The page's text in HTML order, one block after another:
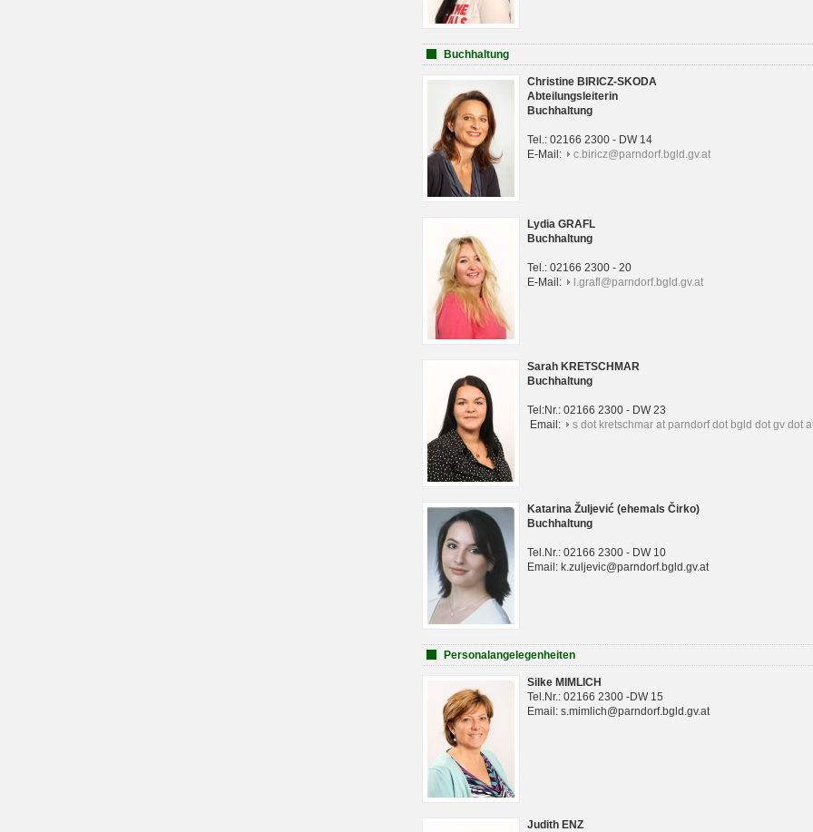
Buchhaltung
Christine BIRICZ-SKODA
Abteilungsleiterin
Buchhaltung
Tel.: 02166 2300 - DW 14
E-Mail:
c.biricz@parndorf.bgld.gv.at
Lydia GRAFL
Buchhaltung
Tel.: 02166 2300 - 20
E-Mail:
l.grafl@parndorf.bgld.gv.at
Sarah KRETSCHMAR
Buchhaltung
Tel:Nr.: 02166 2300 - DW 23
Email:
s dot kretschmar at parndorf dot bgld dot gv dot
Katarina Žuljević (ehemals Čirko)
Buchhaltung
Tel.Nr.: 02166 2300 - DW 10
Email: k.zuljevic@parndorf.bgld.gv.at
Personalangelegenheiten
Silke MIMLICH
Tel.Nr.: 02166 2300 -DW 15
Email: s.mimlich@parndorf.bgld.gv.at
Judith ENZ